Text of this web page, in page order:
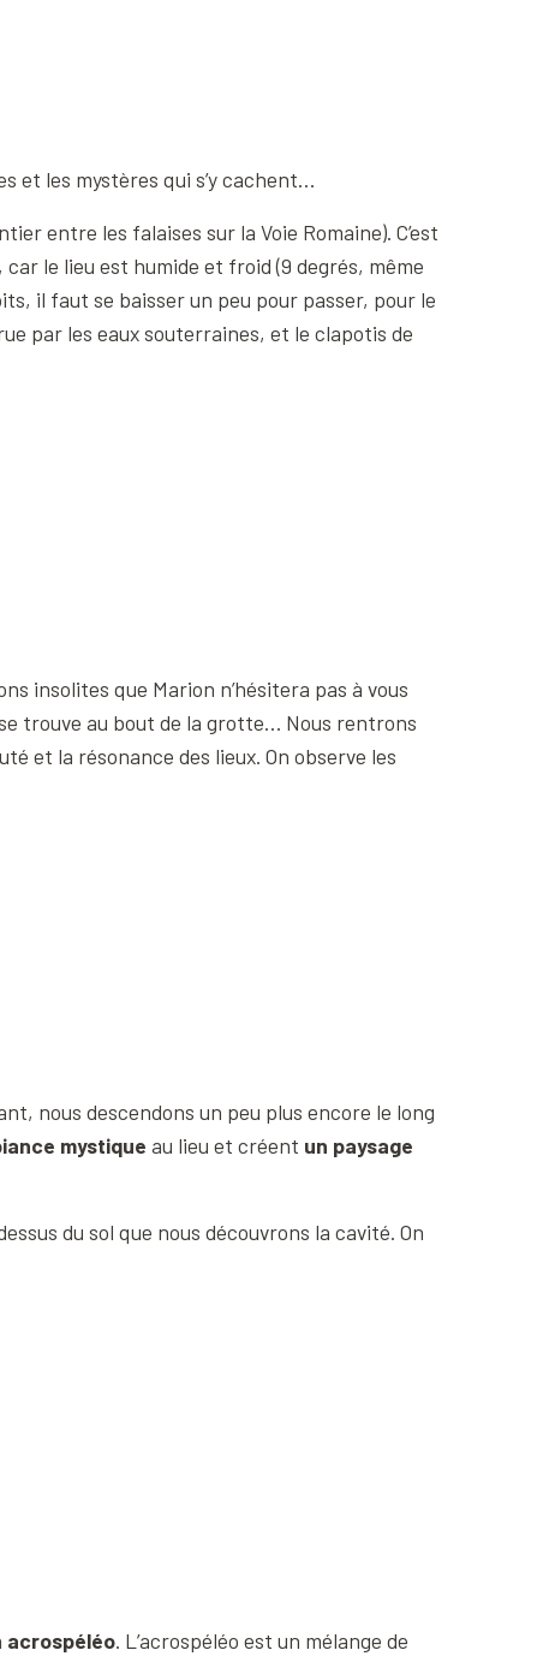
et les mystères qui s’y cachent…
entre les falaises sur la Voie Romaine). C’est
le lieu est humide et froid (9 degrés, même
il faut se baisser un peu pour passer, pour le
par les eaux souterraines, et le clapotis de
insolites que Marion n’hésitera pas à vous
trouve au bout de la grotte… Nous rentrons
et la résonance des lieux. On observe les
nous descendons un peu plus encore le long
mystique au lieu et créent un paysage
du sol que nous découvrons la cavité. On
acrospéléo. L’acrospéléo est un mélange de